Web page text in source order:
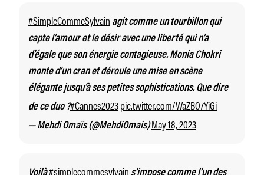
#SimpleCommeSylvain agit comme un tourbillon qui
capte l’amour et le désir avec une liberté qui n’a
d’égale que son énergie contagieuse. Monia Chokri
monte d’un cran et déroule une mise en scène
élégante jusqu’à ses petites sophistications. Que dire
de ce duo ?#Cannes2023pic.twitter.com/WaZBO7YiGi
— Mehdi Omaïs (@MehdiOmais)May 18, 2023
#simplecommesylvain